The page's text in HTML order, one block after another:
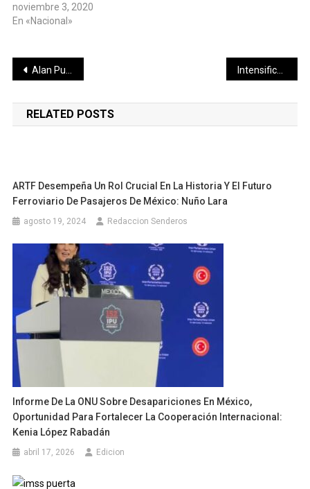
noviembre 3, 2020
En «Nacional»
Navegación
de
entradas
Alan Pulido se sintió traicionado por Tigres
RELATED POSTS
ARTF Desempeña Un Rol Crucial En La Historia Y El Futuro
Ferroviario De Pasajeros De México: Nuño Lara
agosto 19, 2024 Redaccion Senderos
Informe De La ONU Sobre Desapariciones En México,
Oportunidad Para Fortalecer La Cooperación Internacional:
Kenia López Rabadán
abril 17, 2026 Edicion